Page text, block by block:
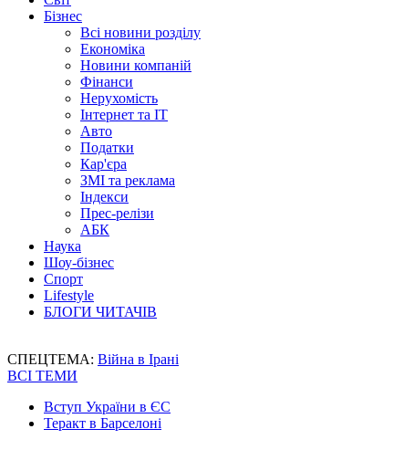
Бізнес
Всі новини розділу
Економіка
Новини компаній
Фінанси
Нерухомість
Інтернет та IT
Авто
Податки
Кар'єра
ЗМІ та реклама
Індекси
Прес-релізи
АБК
Наука
Шоу-бізнес
Спорт
Lifestyle
БЛОГИ ЧИТАЧІВ
СПЕЦТЕМА: Війна в Ірані
ВСІ ТЕМИ
Вступ України в ЄС
Теракт в Барселоні